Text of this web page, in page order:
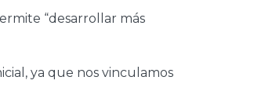
“desarrollar más
ya que nos vinculamos